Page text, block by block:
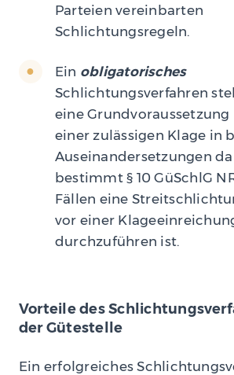
Parteien vereinbarten
Schlichtungsregeln.
Ein obligatorisches
Schlichtungsverfahren
eine Grundvoraussetzung
einer zulässigen Klage in
Auseinandersetzungen
bestimmt § 10 GüSchlG
Fällen eine
vor einer
durchzuführen ist.
Vorteile des
der Gütestelle
Ein erfolgreiches